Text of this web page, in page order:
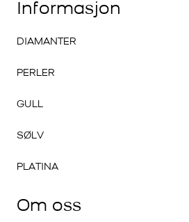
Informasjon
DIAMANTER
PERLER
GULL
SØLV
PLATINA
Om oss